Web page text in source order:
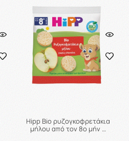
Hipp Bio ρυζογκοφρετάκια
μήλου από τον 8ο μήν …